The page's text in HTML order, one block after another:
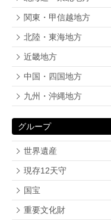
関東・甲信越地方
北陸・東海地方
近畿地方
中国・四国地方
九州・沖縄地方
グループ
世界遺産
現存12天守
国宝
重要文化財